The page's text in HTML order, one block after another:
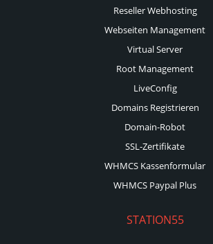
Reseller Webhosting
Webseiten Management
Virtual Server
Root Management
LiveConfig
Domains Registrieren
Domain-Robot
SSL-Zertifikate
WHMCS Kassenformular
WHMCS Paypal Plus
STATION55